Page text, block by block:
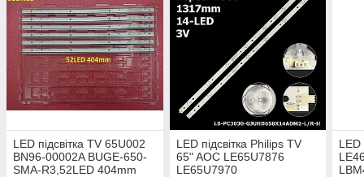
LED підсвітка TV 65U002
BN96-00002A BUGE-650-
SMA-R3,52LED 404mm
LED підсвітка Philips TV
65" AOC LE65U7876
LE65U7970
LED